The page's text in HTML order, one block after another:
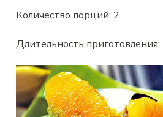
Количество порций: 2.
Длительность приготовления: